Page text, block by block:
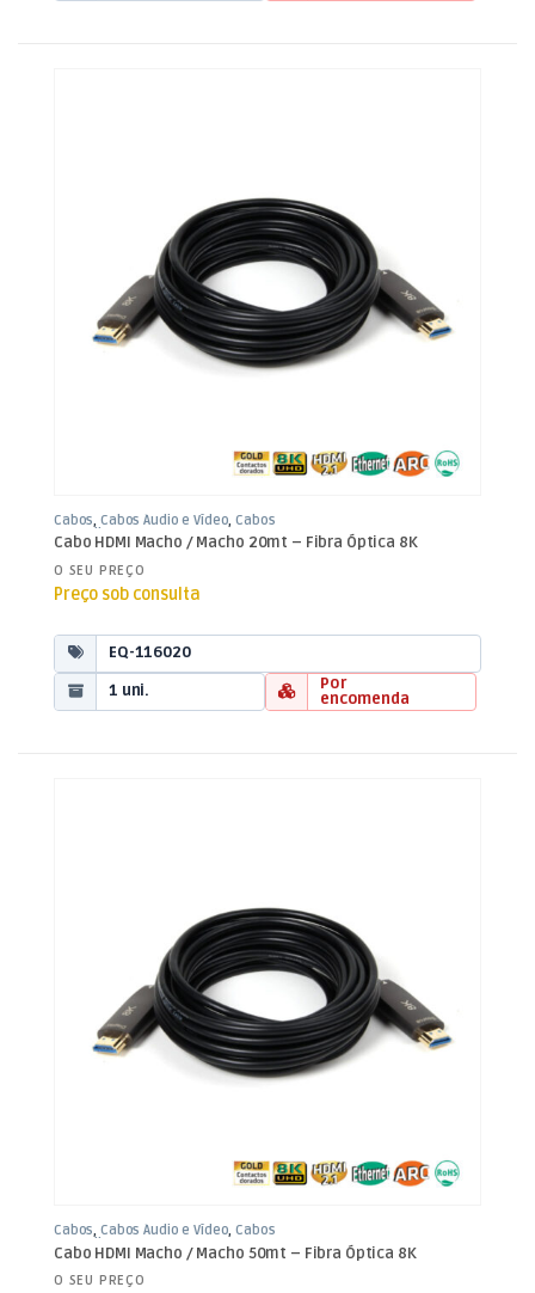
Cabos,Cabos Áudio e Vídeo,Cabos
HDMI Fibra
Cabo HDMI Macho / Macho 20mt – Fibra Óptica 8K
O SEU PREÇO
Preço sob consulta
EQ-116020
1 uni.
Por
encomenda
Cabos,Cabos Áudio e Vídeo,Cabos
HDMI Fibra
Cabo HDMI Macho / Macho 50mt – Fibra Óptica 8K
O SEU PREÇO